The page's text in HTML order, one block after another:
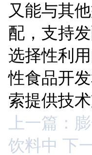
又能与其
配，支持
选择性利
性食品开
索提供技术
上一篇：
饮料中 下